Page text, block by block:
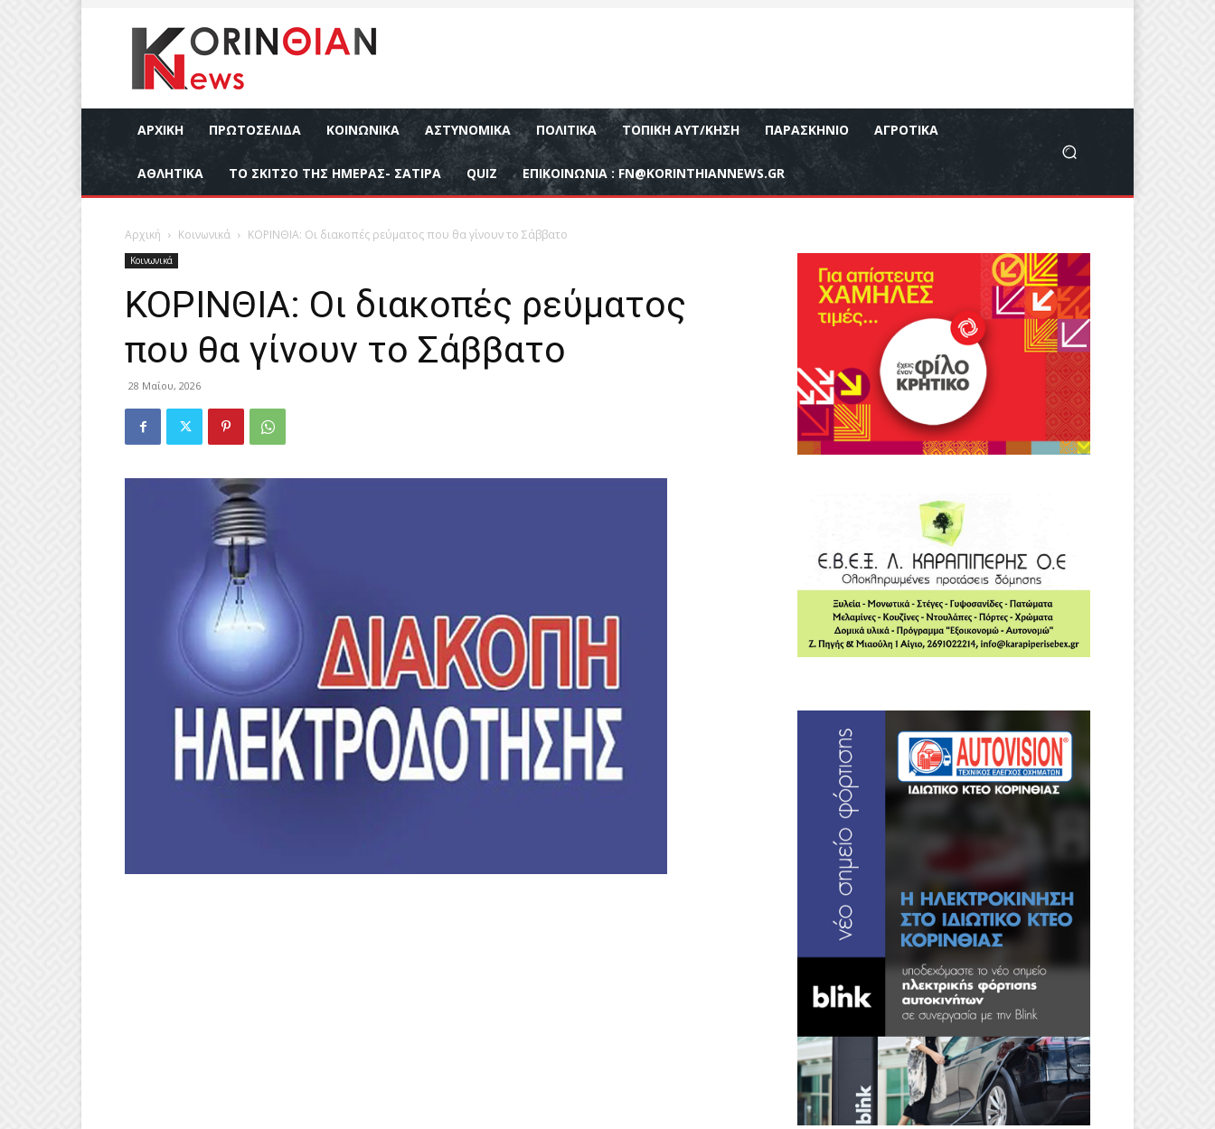
ΑΡΧΙΚΉ ΠΡΩΤΟΣΕΛΙΔΑ ΚΟΙΝΩΝΙΚΆ ΑΣΤΥΝΟΜΙΚΆ ΠΟΛΙΤΙΚΆ ΤΟΠΙΚΉ ΑΥΤ/ΚΗΣΗ ΠΑΡΑΣΚΉΝΙΟ ΑΓΡΟΤΙΚΆ
ΑΘΛΗΤΙΚΆ ΤΟ ΣΚΙΤΣΟ ΤΗΣ ΗΜΕΡΑΣ- ΣΑΤΙΡΑ QUIZ ΕΠΙΚΟΙΝΩΝΊΑ : FN@KORINTHIANNEWS.GR
Αρχική Κοινωνικά ΚΟΡΙΝΘΙΑ: Οι διακοπές ρεύματος που θα γίνουν το Σάββατο
Κοινωνικά
ΚΟΡΙΝΘΙΑ: Οι διακοπές ρεύματος
που θα γίνουν το Σάββατο
28 Μαΐου, 2026